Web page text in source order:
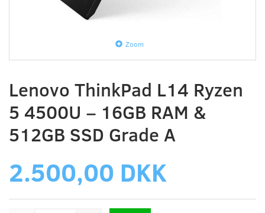
Zoom
Lenovo ThinkPad L14 Ryzen
5 4500U – 16GB RAM &
512GB SSD Grade A
2.500,00 DKK